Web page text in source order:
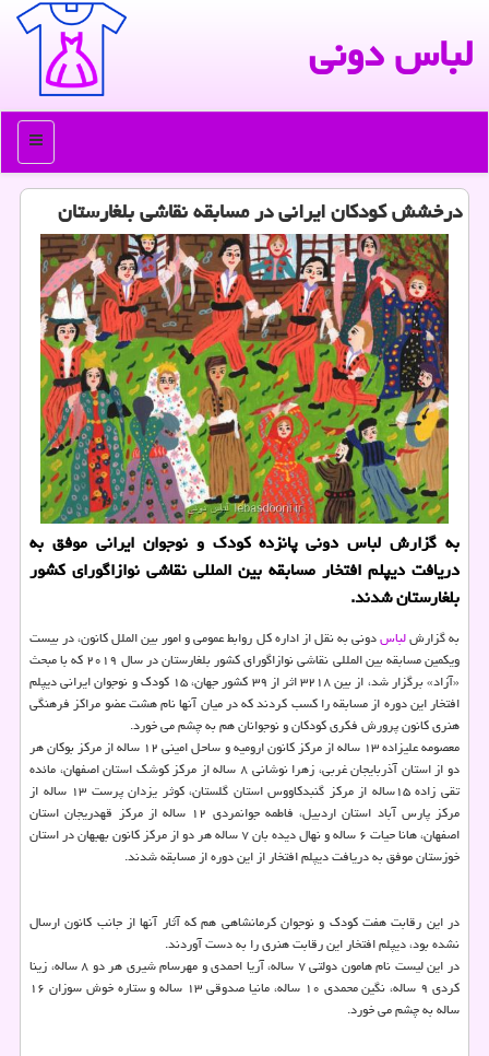
لباس دونی
منو
درخشش كودكان ایرانی در مسابقه نقاشی بلغارستان
به گزارش لباس دونی پانزده كودك و نوجوان ایرانی موفق به
دریافت دیپلم افتخار مسابقه بین المللی نقاشی نوازاگورای كشور
بلغارستان شدند.
به گزارشلباسدونی به نقل از اداره کل روابط عمومی و امور بین الملل کانون، در بیست
ویکمین مسابقه بین المللی نقاشی نوازاگورای کشور بلغارستان در سال ۲۰۱۹ که با مبحث
«آزاد» برگزار شد، از بین ۳۲۱۸ اثر از ۳۹ کشور جهان، ۱۵ کودک و نوجوان ایرانی دیپلم
افتخار این دوره از مسابقه را کسب کردند که در میان آنها نام هشت عضو مراکز فرهنگی
هنری کانون پرورش فکری کودکان و نوجوانان هم به چشم می خورد.
معصومه علیزاده ۱۳ ساله از مرکز کانون ارومیه و ساحل امینی ۱۲ ساله از مرکز بوکان هر
دو از استان آذربایجان غربی، زهرا نوشانی ۸ ساله از مرکز کوشک استان اصفهان، مائده
تقی زاده ۱۵ساله از مرکز گنبدکاووس استان گلستان، کوثر یزدان پرست ۱۳ ساله از
مرکز پارس آباد استان اردبیل، فاطمه جوانمردی ۱۲ ساله از مرکز قهدریجان استان
اصفهان، هانا حیات ۶ ساله و نهال دیده بان ۷ ساله هر دو از مرکز کانون بهبهان در استان
خوزستان موفق به دریافت دیپلم افتخار از این دوره از مسابقه شدند.
در این رقابت هفت کودک و نوجوان کرمانشاهی هم که آثار آنها از جانب کانون ارسال
نشده بود، دیپلم افتخار این رقابت هنری را به دست آوردند.
در این لیست نام هامون دولتی ۷ ساله، آریا احمدی و مهرسام شیری هر دو ۸ ساله، زینا
کردی ۹ ساله، نگین محمدی ۱۰ ساله، مانیا صدوقی ۱۳ ساله و ستاره خوش سوزان ۱۶
ساله به چشم می خورد.